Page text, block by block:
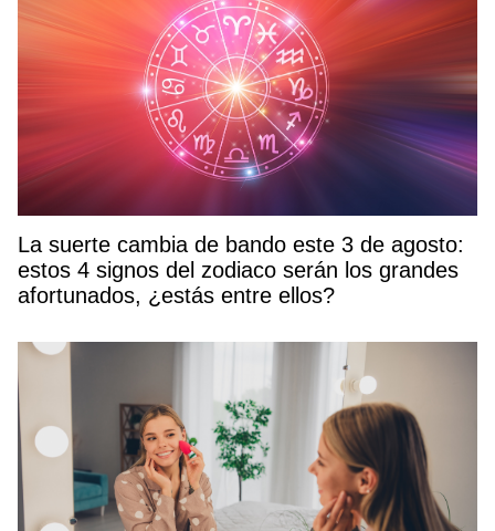
La suerte cambia de bando este 3 de agosto:
estos 4 signos del zodiaco serán los grandes
afortunados, ¿estás entre ellos?